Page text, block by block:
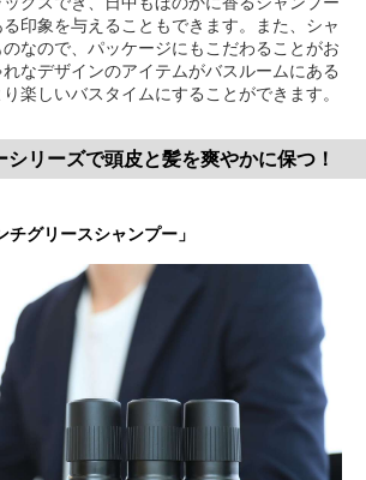
印象を与えることもできます。また、シャ
なので、パッケージにもこだわることがお
なデザインのアイテムがバスルームにある
楽しいバスタイムにすることができます。
リーズで頭皮と髪を爽やかに保つ！
グリースシャンプー」